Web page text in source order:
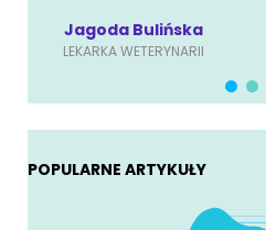
Anna Babst
LEKARKA WETERYNARII
POPULARNE ARTYKUŁY